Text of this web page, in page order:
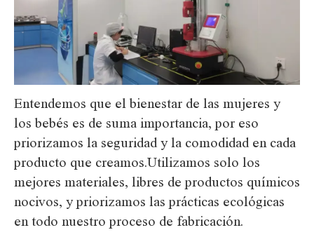
Entendemos que el bienestar de las mujeres y
los bebés es de suma importancia, por eso
priorizamos la seguridad y la comodidad en cada
producto que creamos.Utilizamos solo los
mejores materiales, libres de productos químicos
nocivos, y priorizamos las prácticas ecológicas
en todo nuestro proceso de fabricación.